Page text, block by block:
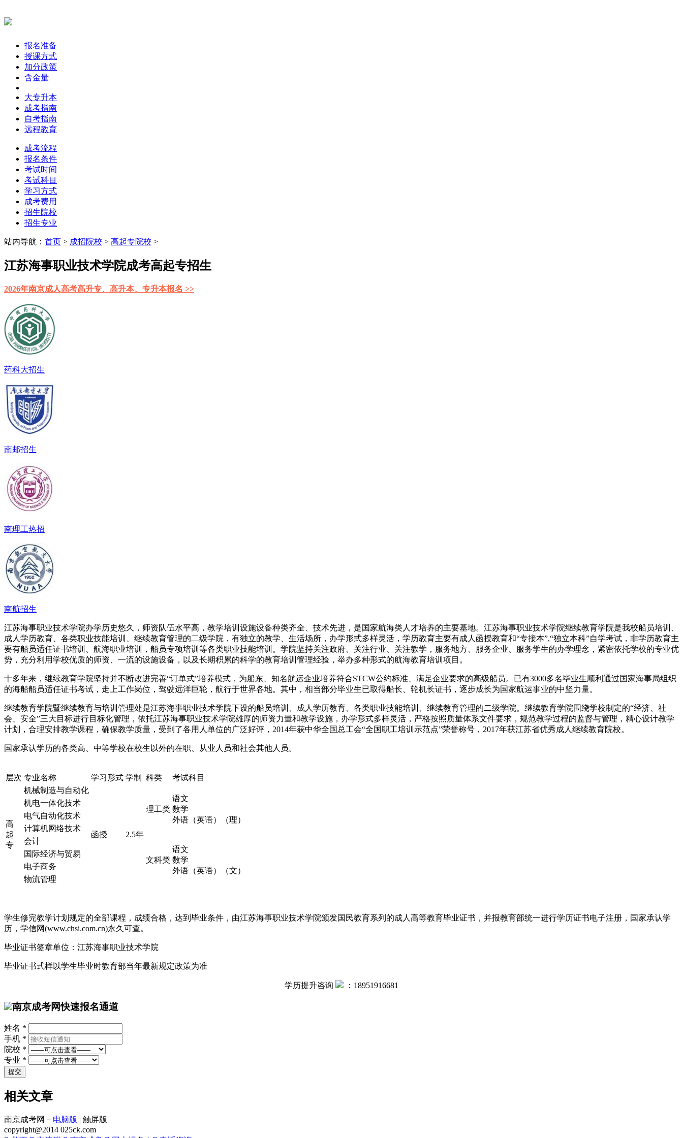
报名准备
授课方式
加分政策
含金量
大专升本
成考指南
自考指南
远程教育
成考流程
报名条件
考试时间
考试科目
学习方式
成考费用
招生院校
招生专业
站内导航： 首页 > 成招院校 > 高起专院校 >
江苏海事职业技术学院成考高起专招生
2026年南京成人高考高升专、高升本、专升本报名 >>
药科大招生
南邮招生
南理工热招
南航招生
江苏海事职业技术学院办学历史悠久，师资队伍水平高，教学培训设施设备种类齐全、技术先进，是国家航海类人才培养的主要基地。江苏海事职业技术学院继续教育学院是我校船员培训、
成人学历教育、各类职业技能培训、继续教育管理的二级学院，有独立的教学、生活场所，办学形式多样灵活，学历教育主要有成人函授教育和“专接本”,“独立本科”自学考试，非学历教育主
要有船员适任证书培训、航海职业培训，船员专项培训等各类职业技能培训。学院坚持关注政府、关注行业、关注教学，服务地方、服务企业、服务学生的办学理念，紧密依托学校的专业优
势，充分利用学校优质的师资、一流的设施设备，以及长期积累的科学的教育培训管理经验，举办多种形式的航海教育培训项目。
十多年来，继续教育学院坚持并不断改进完善“订单式”培养模式，为船东、知名航运企业培养符合STCW公约标准、满足企业要求的高级船员。已有3000多名毕业生顺利通过国家海事局组织
的海船船员适任证书考试，走上工作岗位，驾驶远洋巨轮，航行于世界各地。其中，相当部分毕业生已取得船长、轮机长证书，逐步成长为国家航运事业的中坚力量。
继续教育学院暨继续教育与培训管理处是江苏海事职业技术学院下设的船员培训、成人学历教育、各类职业技能培训、继续教育管理的二级学院。继续教育学院围绕学校制定的“经济、社
会、安全”三大目标进行目标化管理，依托江苏海事职业技术学院雄厚的师资力量和教学设施，办学形式多样灵活，严格按照质量体系文件要求，规范教学过程的监督与管理，精心设计教学
计划，合理安排教学课程，确保教学质量，受到了各用人单位的广泛好评，2014年获中华全国总工会“全国职工培训示范点”荣誉称号，2017年获江苏省优秀成人继续教育院校。
国家承认学历的各类高、中等学校在校生以外的在职、从业人员和社会其他人员。
层次 专业名称 学习形式 学制 科类 考试科目
高
起
专
机械制造与自动化
函授 2.5年
理工类
语文
数学
外语（英语）（理）
机电一体化技术
电气自动化技术
计算机网络技术
会计
文科类
语文
数学
外语（英语）（文）
国际经济与贸易
电子商务
物流管理
学生修完教学计划规定的全部课程，成绩合格，达到毕业条件，由江苏海事职业技术学院颁发国民教育系列的成人高等教育毕业证书，并报教育部统一进行学历证书电子注册，国家承认学
历，学信网(www.chsi.com.cn)永久可查。
毕业证书签章单位：江苏海事职业技术学院
毕业证书式样以学生毕业时教育部当年最新规定政策为准
学历提升咨询 ： 18951916681
南京成考网快速报名通道
姓名 *
手机 *
院校 *
专业 *
相关文章
南京成考网－ 电脑版 | 触屏版
copyright@2014 025ck.com